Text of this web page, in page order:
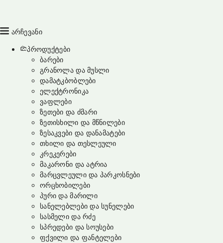
არჩევანი
პროდუქტები
ბარები
გრანოლა და მუსლი
დამატკბობლები
ელექტრონიკა
ვაფლები
ზეთები და ძმარი
ზეთისხილი და მწნილები
ზესაკვები და დანამატები
თხილი და თესლეული
კრეკერები
მაკარონი და ატრია
მარცვლეული და პარკოსნები
ორცხობილები
პური და მარილი
სანელებლები და სუნელები
სასმელი და რძე
სპრედები და სოუსები
ფქვილი და ფანტელები